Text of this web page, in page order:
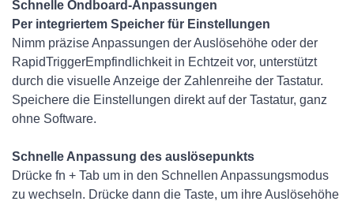
Schnelle Ondboard-Anpassungen
Per integriertem Speicher für Einstellungen
Nimm präzise Anpassungen der Auslösehöhe oder der
RapidTriggerEmpfindlichkeit in Echtzeit vor, unterstützt
durch die visuelle Anzeige der Zahlenreihe der Tastatur.
Speichere die Einstellungen direkt auf der Tastatur, ganz
ohne Software.
Schnelle Anpassung des auslösepunkts
Drücke fn + Tab um in den Schnellen Anpassungsmodus
zu wechseln. Drücke dann die Taste, um ihre Auslösehöhe